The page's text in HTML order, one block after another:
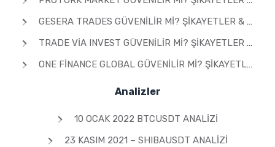
GESERA TRADES GÜVENILIR MI? ŞIKAYETLER & YORUMLAR 2026
TRADE VIA INVEST GÜVENILIR MI? ŞIKAYETLER & YORUMLAR 2026
ONE FINANCE GLOBAL GÜVENILIR MI? ŞIKAYETLER & YORUMLAR 2026
Analizler
10 OCAK 2022 BTCUSDT ANALIZI
23 KASIM 2021 – SHIBAUSDT ANALIZI